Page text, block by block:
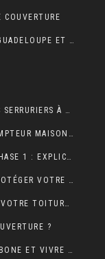
HAPPY BEAUT.Y : VOTRE HAVRE DE PAIX À GUADELOUPE ET À PARIS
LES SERVICES D’URGENCE OFFERTS PAR LES SERRURIERS À PARIS
QUI DOIT CHANGER LE ROBINET AVANT COMPTEUR MAISON INDIVIDUELLE ?
REPROGRAMMATION DU CALCULATEUR EN PHASE 1 : EXPLICATIONS
QUEL SYSTÈME D’ALARME CHOISIR POUR PROTÉGER VOTRE MAISON ?
COMMENT CHOISIR LE BON ISOLANT POUR VOTRE TOITURE ?
?
COMMENT RÉDUIRE VOTRE EMPREINTE CARBONE ET VIVRE DURABLEMENT ?